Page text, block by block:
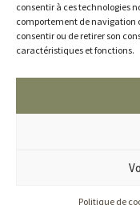
consentir à ces technologies
comportement de navigation
consentir ou de retirer son
caractéristiques et fonctions.
Politique de
Sophie Blanc Doreuse